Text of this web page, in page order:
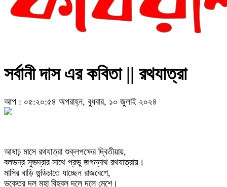
সর্বানী দাস এর কবিতা || রথযাত্রা
আপ : ০৫:২০:৫৪ অপরাহ্ন, বুধবার, ১০ জুলাই ২০২৪
আষাঢ় মাসে রথযাত্রা শুক্লপক্ষের দ্বিতীয়ায়,
বলভদ্র সুভদ্রার সাথে প্রভু জগন্নাথ রথযাত্রায়।
মাসির বাড়ি গুন্ডিচাতে যাচ্ছেন রাজবেশে,
ভক্তের দল মহা বিহ্বল দলে দলে মেশে।